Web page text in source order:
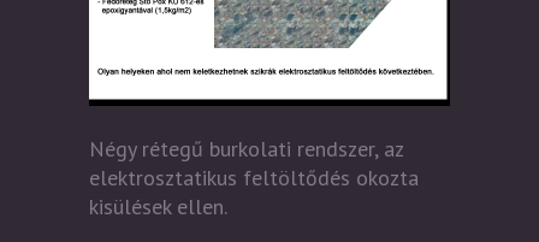
Négy rétegű burkolati rendszer, az
elektrosztatikus feltöltődés okozta
kisülések ellen.